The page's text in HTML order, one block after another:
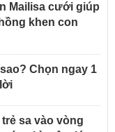
Mailisa cưới giúp
khen con
Chọn ngay 1
sa vào vòng